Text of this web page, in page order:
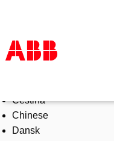
Products & Solutions
Industries
Services
Čeština
Chinese
Dansk